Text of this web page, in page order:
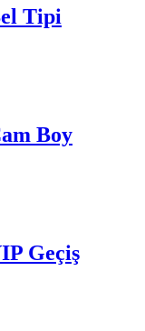
Tipi
Boy
Geçiş